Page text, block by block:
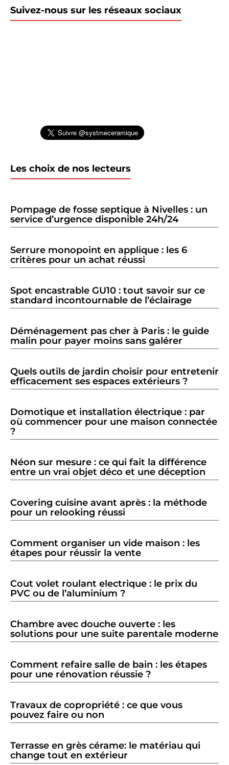
Suivez-nous sur les réseaux sociaux
Les choix de nos lecteurs
Pompage de fosse septique à Nivelles : un
service d’urgence disponible 24h/24
Serrure monopoint en applique : les 6
critères pour un achat réussi
Spot encastrable GU10 : tout savoir sur ce
standard incontournable de l’éclairage
Déménagement pas cher à Paris : le guide
malin pour payer moins sans galérer
Quels outils de jardin choisir pour entretenir
efficacement ses espaces extérieurs ?
Domotique et installation électrique : par
où commencer pour une maison connectée
?
Néon sur mesure : ce qui fait la différence
entre un vrai objet déco et une déception
Covering cuisine avant après : la méthode
pour un relooking réussi
Comment organiser un vide maison : les
étapes pour réussir la vente
Cout volet roulant electrique : le prix du
PVC ou de l’aluminium ?
Chambre avec douche ouverte : les
solutions pour une suite parentale moderne
Comment refaire salle de bain : les étapes
pour une rénovation réussie ?
Travaux de copropriété : ce que vous
pouvez faire ou non
Terrasse en grès cérame: le matériau qui
change tout en extérieur